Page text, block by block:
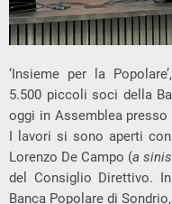
‘Insieme per la
5.500 piccoli soci della
oggi in Assemblea
I lavori si sono aperti
Lorenzo De Campo (a
del Consiglio Direttivo.
Banca Popolare di